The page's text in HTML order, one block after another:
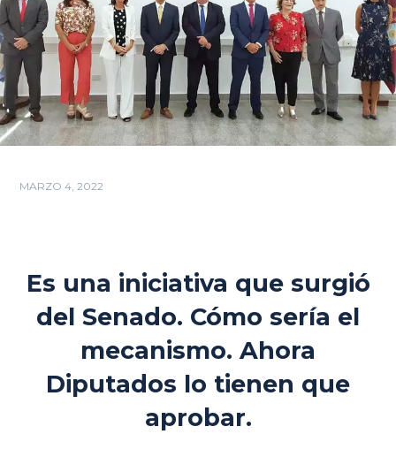
MARZO 4, 2022
Es una iniciativa que surgió
del Senado. Cómo sería el
mecanismo. Ahora
Diputados lo tienen que
aprobar.